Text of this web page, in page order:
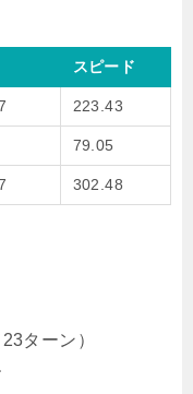
スピード
223.43
79.05
302.48
ターン）